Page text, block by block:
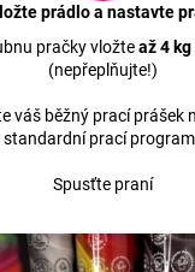
prádlo a nastavte
pračky vložteaž 4
(nepřeplňujte!)
váš běžný prací prášek
prací program
Spusťte praní